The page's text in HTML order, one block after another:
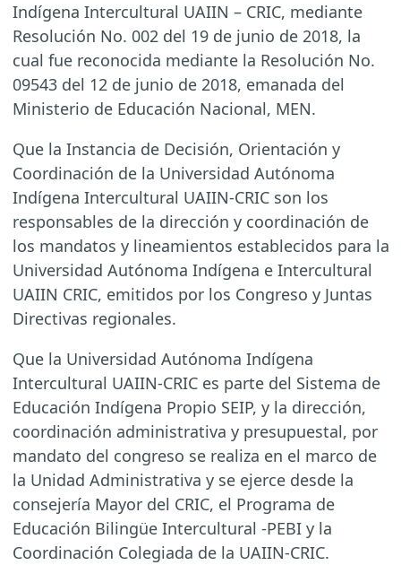
Indígena Intercultural UAIIN – CRIC, mediante
Resolución No. 002 del 19 de junio de 2018, la
cual fue reconocida mediante la Resolución No.
09543 del 12 de junio de 2018, emanada del
Ministerio de Educación Nacional, MEN.
Que la Instancia de Decisión, Orientación y
Coordinación de la Universidad Autónoma
Indígena Intercultural UAIIN-CRIC son los
responsables de la dirección y coordinación de
los mandatos y lineamientos establecidos para la
Universidad Autónoma Indígena e Intercultural
UAIIN CRIC, emitidos por los Congreso y Juntas
Directivas regionales.
Que la Universidad Autónoma Indígena
Intercultural UAIIN-CRIC es parte del Sistema de
Educación Indígena Propio SEIP, y la dirección,
coordinación administrativa y presupuestal, por
mandato del congreso se realiza en el marco de
la Unidad Administrativa y se ejerce desde la
consejería Mayor del CRIC, el Programa de
Educación Bilingüe Intercultural -PEBI y la
Coordinación Colegiada de la UAIIN-CRIC.